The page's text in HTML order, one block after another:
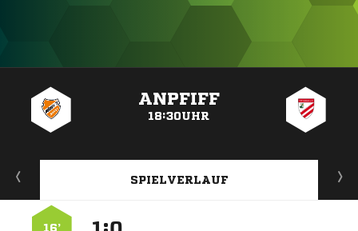
ANPFIFF
18:30UHR
SPIELVERLAUF
16’